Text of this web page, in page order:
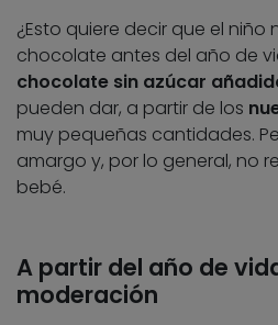
¿Esto quiere decir que el
chocolate antes del año de
chocolate sin azúcar
pueden dar, a partir de los
muy pequeñas cantidades.
amargo y, por lo general, no
bebé.
A partir del año de
moderación